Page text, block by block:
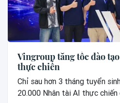
Vingroup tăng tốc đào
thực chiến
Chỉ sau hơn 3 tháng tuyển
20.000 Nhân tài AI thực chiến